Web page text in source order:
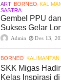
ART BORNEO
SASTRA
Gembel PPU
Sukses Gelar
Admin Des 13,
BORNEO KALIMANTAN
SKK Migas
Kelas Inspirasi